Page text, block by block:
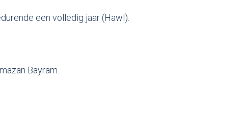
een volledig jaar (Hawl).
Bayram.